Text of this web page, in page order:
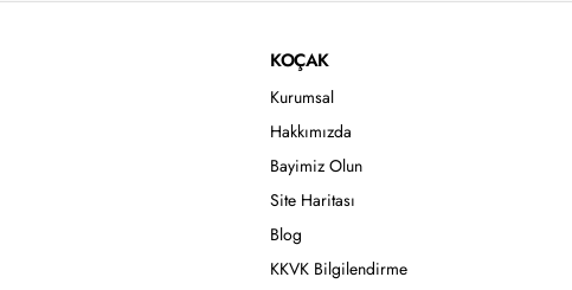
KOÇAK
Kurumsal
Hakkımızda
Bayimiz Olun
Site Haritası
Blog
KKVK Bilgilendirme